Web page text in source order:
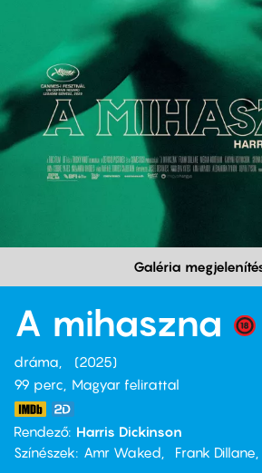
Galéria
A mihaszna
dráma
2025
99 perc,
Magyar felirattal
Rendező Harris Dickinson
Színészek
Amr Waked Frank Dillane